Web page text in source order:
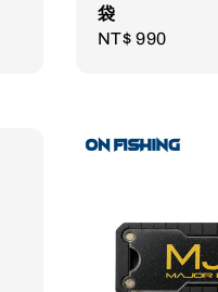
袋
Regular
NT$ 990